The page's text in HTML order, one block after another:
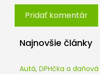
Najnovšie články
Autá, DPHčka a